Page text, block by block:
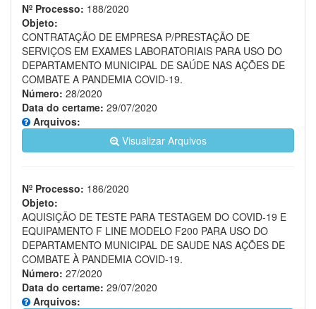
Nº Processo: 188/2020
Objeto:
CONTRATAÇÃO DE EMPRESA P/PRESTAÇÃO DE
SERVIÇOS EM EXAMES LABORATORIAIS PARA USO DO
DEPARTAMENTO MUNICIPAL DE SAÚDE NAS AÇÕES DE
COMBATE A PANDEMIA COVID-19.
Número: 28/2020
Data do certame: 29/07/2020
Arquivos:
Visualizar Arquivos
Nº Processo: 186/2020
Objeto:
AQUISIÇÃO DE TESTE PARA TESTAGEM DO COVID-19 E
EQUIPAMENTO F LINE MODELO F200 PARA USO DO
DEPARTAMENTO MUNICIPAL DE SAUDE NAS AÇÕES DE
COMBATE À PANDEMIA COVID-19.
Número: 27/2020
Data do certame: 29/07/2020
Arquivos: